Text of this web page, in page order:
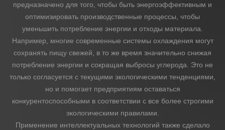
предназначено для того, чтобы быть энергоэффективным и
оптимизировать производственные процессы, чтобы
уменьшить потребление энергии и отходы материала.
Например, многие современные системы охлаждения могут
сохранять пищу свежей, в то же время значительно снижая
потребление энергии и сокращая выбросы углерода. Это не
только согласуется с текущими экологическими тенденциями,
но и помогает предприятиям оставаться
конкурентоспособными в соответствии с все более строгими
экологическими правилами.
Применение интеллектуальных технологий также сделало